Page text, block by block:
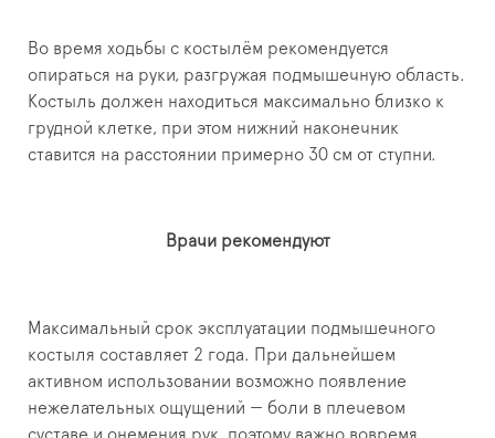
Во время ходьбы с костылём рекомендуется
опираться на руки, разгружая подмышечную область.
Костыль должен находиться максимально близко к
грудной клетке, при этом нижний наконечник
ставится на расстоянии примерно 30 см от ступни.
Врачи рекомендуют
Максимальный срок эксплуатации подмышечного
костыля составляет 2 года. При дальнейшем
активном использовании возможно появление
нежелательных ощущений — боли в плечевом